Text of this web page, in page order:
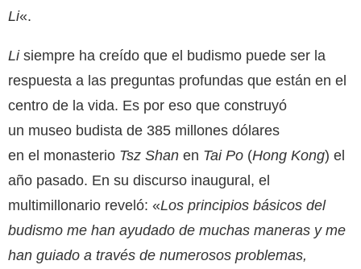
Li«.
Lisiempre ha creído que el budismo puede ser la
respuesta a las preguntas profundas que están en el
centro de la vida. Es por eso que construyó
un museo budista de 385 millones dólares
en el monasterio Tsz Shan en Tai Po (Hong Kong) el
año pasado. En su discurso inaugural, el
multimillonario reveló: «Los principios básicos del
budismo me han ayudado de muchas maneras y me
han guiado a través de numerosos problemas,